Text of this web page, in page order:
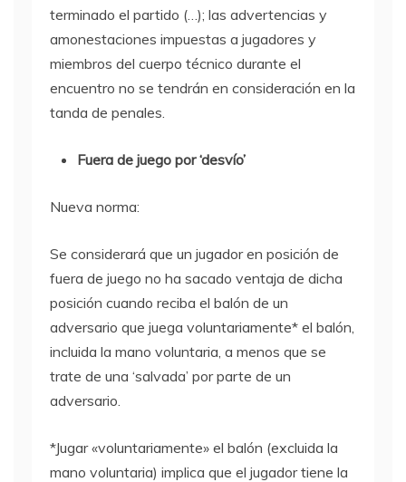
terminado el partido (…); las advertencias y
amonestaciones impuestas a jugadores y
miembros del cuerpo técnico durante el
encuentro no se tendrán en consideración en la
tanda de penales.
Fuera de juego por ‘desvío’
Nueva norma:
Se considerará que un jugador en posición de
fuera de juego no ha sacado ventaja de dicha
posición cuando reciba el balón de un
adversario que juega voluntariamente* el balón,
incluida la mano voluntaria, a menos que se
trate de una ‘salvada’ por parte de un
adversario.
*Jugar «voluntariamente» el balón (excluida la
mano voluntaria) implica que el jugador tiene la